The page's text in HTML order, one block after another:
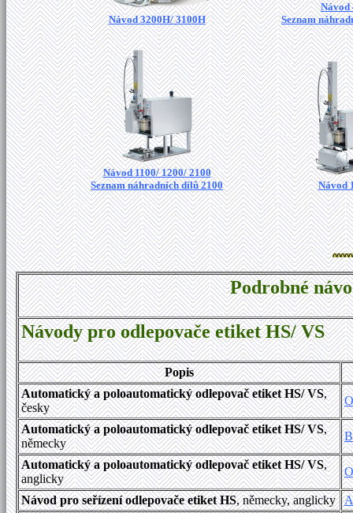
Návod 3200H/ 3100H
Návod
Seznam
Návod 1100/ 1200/ 2100
Seznam náhradních dílů 2100
Návod
Podrobné
Návody pro odlepovače etiket HS/ VS
Popis
Automatický a poloautomatický odlepovač etiket HS/ VS,
česky
Automatický a poloautomatický odlepovač etiket HS/ VS,
německy
Automatický a poloautomatický odlepovač etiket HS/ VS,
anglicky
Návod pro seřízení odlepovače etiket HS, německy, anglicky